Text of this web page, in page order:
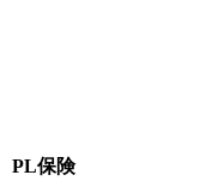
PL保険